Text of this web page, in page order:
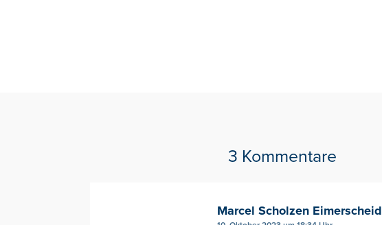
3 Kommentare
Marcel Scholzen Eimerscheid